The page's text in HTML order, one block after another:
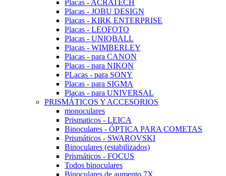
Placas - ACRATECH
Placas - JOBU DESIGN
Placas - KIRK ENTERPRISE
Placas - LEOFOTO
Placas - UNIQBALL
Placas - WIMBERLEY
Placas - para CANON
Placas - para NIKON
PLacas - para SONY
Placas - para SIGMA
Placas - para UNIVERSAL
PRISMÁTICOS Y ACCESORIOS
monoculares
Prismaticos - LEICA
Binoculares - ÓPTICA PARA COMETAS
Prismáticos - SWAROVSKI
Binoculares (estabilizados)
Prismáticos - FOCUS
Todos binoculares
Binoculares de aumento 7X